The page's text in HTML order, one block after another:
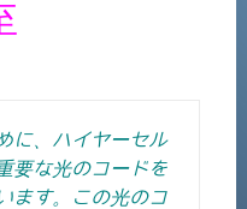
に、ハイヤーセル
要な光のコードを
ます。この光のコ